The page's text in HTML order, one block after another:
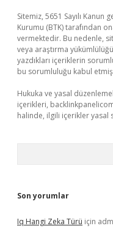
Sitemiz, 5651 Sayılı
Kurumu (BTK) tarafından
vermektedir. Bu nedenle,
veya araştırma
yazdıkları içeriklerin
bu sorumluluğu kabul etmiş
Hukuka ve yasal
içerikleri,
halinde, ilgili içerikler yasal
Son yorumlar
Iq Hangi Zeka Türü için